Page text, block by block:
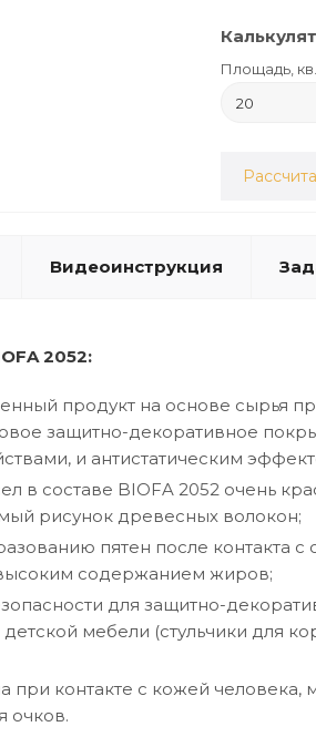
Площадь,
Видеоинструкция
2052:
продукт на основе сырья
защитно-декоративное
и антистатическим
в составе BIOFA 2052 очень
рисунок древесных волокон;
пятен после
содержанием жиров;
для защитно-
мебели (стульчики для
контакте с кожей человека,
очков.